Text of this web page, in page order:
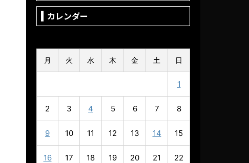
カレンダー
月 火 水 木 金 土 日
1
2 3 4 5 6 7 8
9 10 11 12 13 14 15
16 17 18 19 20 21 22